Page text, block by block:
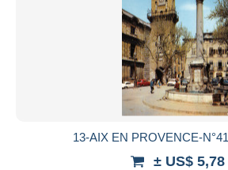
13-AIX EN PROVENCE-
± US$ 5,78